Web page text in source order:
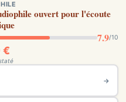
ouvert pour l'écoute
7.9/10
€
→